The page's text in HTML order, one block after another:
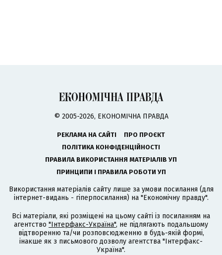
© 2005-2026, ЕКОНОМІЧНА ПРАВДА
РЕКЛАМА НА САЙТІ
ПРО ПРОЄКТ
ПОЛІТИКА КОНФІДЕНЦІЙНОСТІ
ПРАВИЛА ВИКОРИСТАННЯ МАТЕРІАЛІВ УП
ПРИНЦИПИ І ПРАВИЛА РОБОТИ УП
Використання матеріалів сайту лише за умови посилання (для
інтернет-видань - гіперпосилання) на "Економічну правду".
Всі матеріали, які розміщені на цьому сайті із посиланням на
агентство "Інтерфакс-Україна", не підлягають подальшому
відтворенню та/чи розповсюдженню в будь-якій формі,
інакше як з письмового дозволу агентства "Інтерфакс-
Україна".